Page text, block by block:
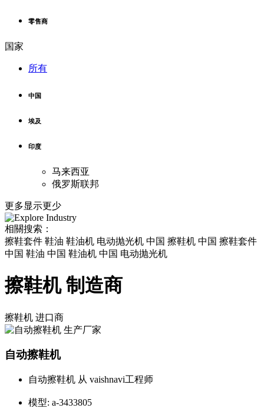
零售商
国家
所有
中国
埃及
印度
马来西亚
俄罗斯联邦
更多显示更少
相關搜索：
擦鞋套件 鞋油 鞋油机 电动抛光机 中国 擦鞋机 中国 擦鞋套件
中国 鞋油 中国 鞋油机 中国 电动抛光机
擦鞋机 制造商
擦鞋机 进口商
自动擦鞋机
自动擦鞋机 从 vaishnavi工程师
模型: a-3433805